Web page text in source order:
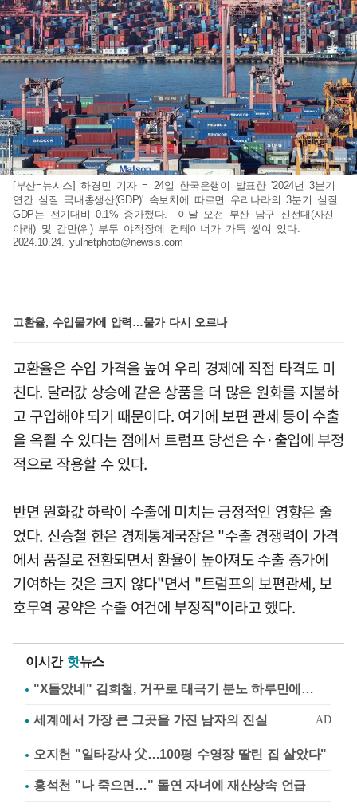
[부산=뉴시스] 하경민 기자 = 24일 한국은행이 발표한 '2024년 3분기
연간 실질 국내총생산(GDP)' 속보치에 따르면 우리나라의 3분기 실질
GDP는 전기대비 0.1% 증가했다. 이날 오전 부산 남구 신선대(사진
아래) 및 감만(위) 부두 야적장에 컨테이너가 가득 쌓여 있다.
2024.10.24.yulnetphoto@newsis.com
고환율, 수입물가에 압력…물가 다시 오르나
고환율은 수입 가격을 높여 우리 경제에 직접 타격도 미
친다. 달러값 상승에 같은 상품을 더 많은 원화를 지불하
고 구입해야 되기 때문이다. 여기에 보편 관세 등이 수출
을 옥죌 수 있다는 점에서 트럼프 당선은 수·출입에 부정
적으로 작용할 수 있다.
반면 원화값 하락이 수출에 미치는 긍정적인 영향은 줄
었다. 신승철 한은 경제통계국장은 "수출 경쟁력이 가격
에서 품질로 전환되면서 환율이 높아져도 수출 증가에
기여하는 것은 크지 않다"면서 "트럼프의 보편관세, 보
호무역 공약은 수출 여건에 부정적"이라고 했다.
이시간 핫뉴스
"X돌았네" 김희철, 거꾸로 태극기 분노 하루만에…
오지헌 "일타강사 父…100평 수영장 딸린 집 살았다"
홍석천 "나 죽으면…" 돌연 자녀에 재산상속 언급